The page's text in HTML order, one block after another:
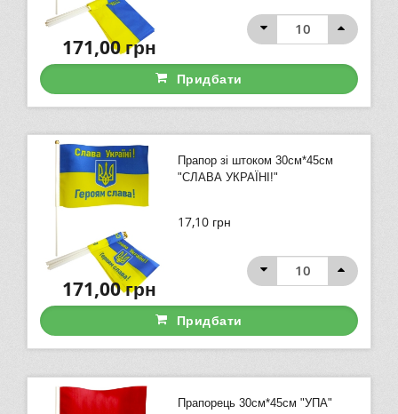
171,00грн
Придбати
Прапор зі штоком 30см*45см
"СЛАВА УКРАЇНІ!"
17,10 грн
171,00грн
Придбати
Прапорець 30см*45см "УПА"